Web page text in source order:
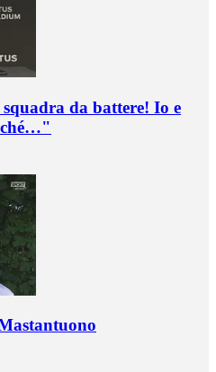
da battere! Io e